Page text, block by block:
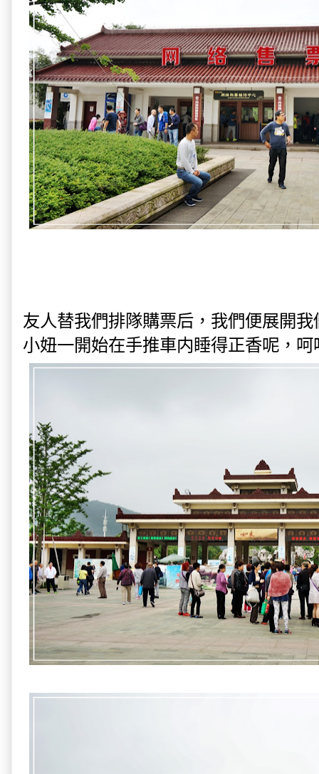
友人替我們排隊購票后，我們便展開
小妞一開始在手推車内睡得正香呢，呵